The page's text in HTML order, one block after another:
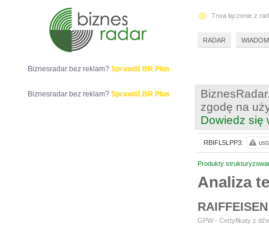
zgodę na
Dowiedz się
Produkty
Analiza
GPW - Certyfikaty z
RBIFL5LPP3:
Biznesradar bez reklam? Sprawdź BR Plus
Biznesradar bez reklam? Sprawdź BR Plus
Trwa łączenie z
RADAR